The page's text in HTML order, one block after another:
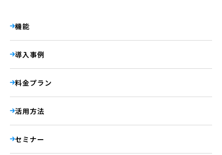
機能
導入事例
料金プラン
活用方法
セミナー